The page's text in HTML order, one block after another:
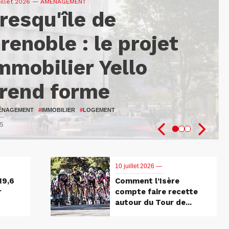
2026 — AMÉNAGEMENT
de
: le projet
Yello
forme
# IMMOBILIER # LOGEMENT
M€ pour
au
des patients
#UGA # RECHERCHE
—
l’Isère
faire recette
du Tour de
2026
#ISÈRE # ATTRACTIVITÉ DU TERRITOIRE
10 juillet 2026 —
Comment l’Isère
compte faire recette
autour du Tour de...